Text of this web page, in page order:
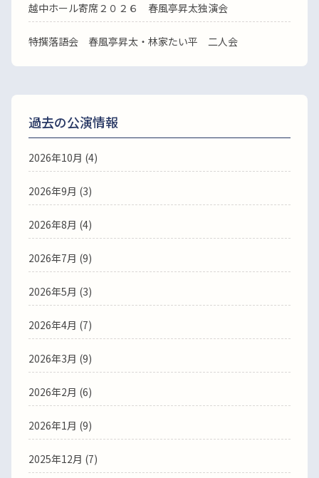
越中ホール寄席２０２６ 春風亭昇太独演会
特撰落語会 春風亭昇太・林家たい平 二人会
過去の公演情報
2026年10月 (4)
2026年9月 (3)
2026年8月 (4)
2026年7月 (9)
2026年5月 (3)
2026年4月 (7)
2026年3月 (9)
2026年2月 (6)
2026年1月 (9)
2025年12月 (7)